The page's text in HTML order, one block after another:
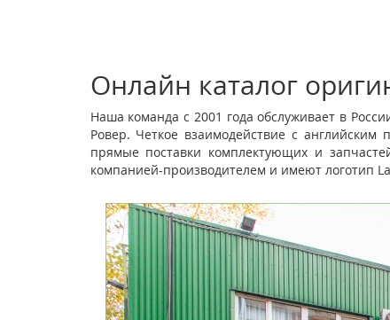
АВТОСЕРВИС С 15 ЛЕТНИМ
РАБОТЫ
Онлайн каталог
Наша команда с 2001 года обслуживает в
Ровер. Четкое взаимодействие с
прямые поставки комплектующих и
компанией-производителем и имеют логотип